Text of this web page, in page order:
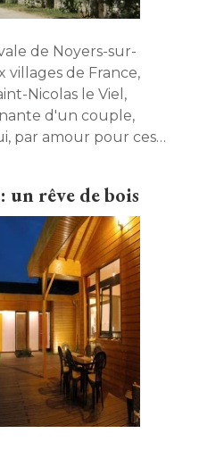
de Noyers-sur-
villages de France,
Nicolas le Viel,
d'un couple,
par amour pour ces
un rêve de bois